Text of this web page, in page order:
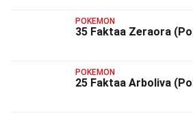
POKEMON
35 Faktaa Zeraora
POKEMON
25 Faktaa Arboliva